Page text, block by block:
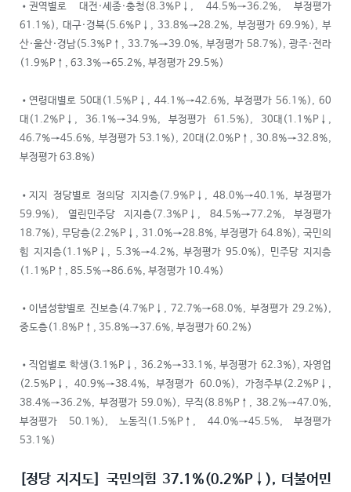
•권역별로 대전·세종·충청(8.3%P↓, 44.5%→36.2%, 부정평가
61.1%), 대구·경북(5.6%P↓, 33.8%→28.2%, 부정평가 69.9%), 부
산·울산·경남(5.3%P↑, 33.7%→39.0%, 부정평가 58.7%), 광주·전라
(1.9%P↑, 63.3%→65.2%, 부정평가 29.5%)
•연령대별로 50대(1.5%P↓, 44.1%→42.6%, 부정평가 56.1%), 60
대(1.2%P↓, 36.1%→34.9%, 부정평가 61.5%), 30대(1.1%P↓,
46.7%→45.6%, 부정평가 53.1%), 20대(2.0%P↑, 30.8%→32.8%,
부정평가 63.8%)
•지지 정당별로 정의당 지지층(7.9%P↓, 48.0%→40.1%, 부정평가
59.9%), 열린민주당 지지층(7.3%P↓, 84.5%→77.2%, 부정평가
18.7%), 무당층(2.2%P↓, 31.0%→28.8%, 부정평가 64.8%), 국민의
힘 지지층(1.1%P↓, 5.3%→4.2%, 부정평가 95.0%), 민주당 지지층
(1.1%P↑, 85.5%→86.6%, 부정평가 10.4%)
•이념성향별로 진보층(4.7%P↓, 72.7%→68.0%, 부정평가 29.2%),
중도층(1.8%P↑, 35.8%→37.6%, 부정평가 60.2%)
•직업별로 학생(3.1%P↓, 36.2%→33.1%, 부정평가 62.3%), 자영업
(2.5%P↓, 40.9%→38.4%, 부정평가 60.0%), 가정주부(2.2%P↓,
38.4%→36.2%, 부정평가 59.0%), 무직(8.8%P↑, 38.2%→47.0%,
부정평가 50.1%), 노동직(1.5%P↑, 44.0%→45.5%, 부정평가
53.1%)
[정당 지지도] 국민의힘 37.1%(0.2%P↓), 더불어민